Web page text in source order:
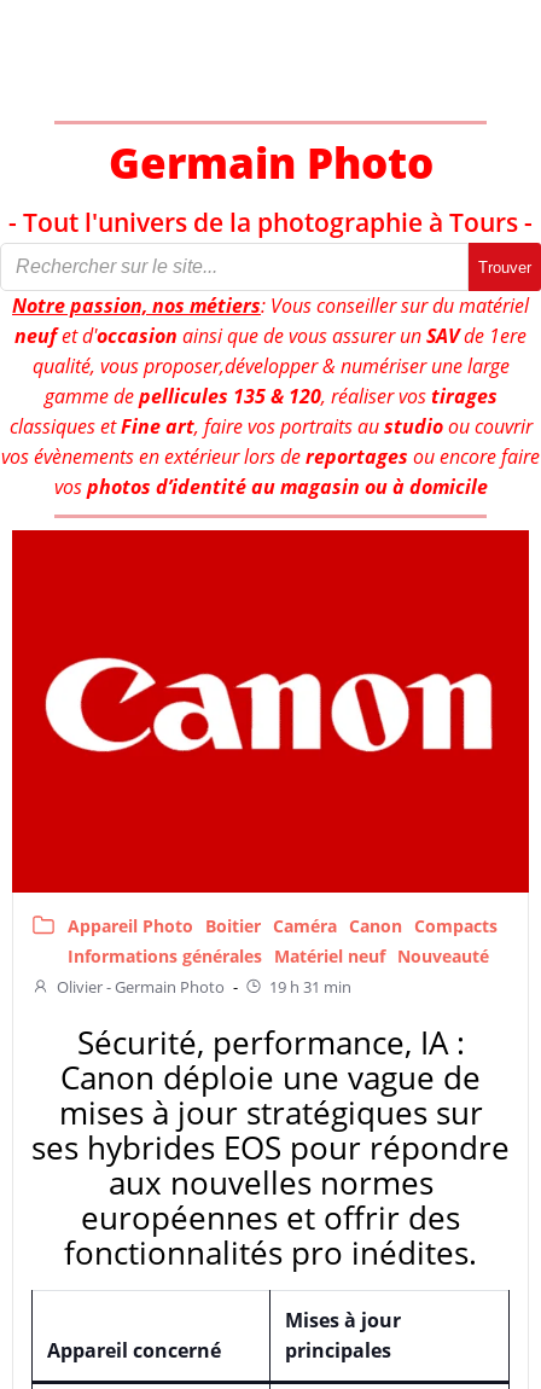
Germain Photo
- Tout l'univers de la photographie à Tours -
Trouver
Notre passion, nos métiers: Vous conseiller sur du matériel
neufet d'occasion ainsi que de vous assurer unSAVde 1ere
qualité, vous proposer,développer & numériser une large
gamme depellicules 135 & 120, réaliser vostirages
classiques etFine art, faire vos portraits austudioou couvrir
vos évènements en extérieur lors dereportages ou encore faire
vosphotos d’identité au magasin ou à domicile
Appareil Photo Boitier Caméra Canon Compacts
Informations générales Matériel neuf Nouveauté
Olivier - Germain Photo - 19 h 31 min
Sécurité, performance, IA :
Canon déploie une vague de
mises à jour stratégiques sur
ses hybrides EOS pour répondre
aux nouvelles normes
européennes et offrir des
fonctionnalités pro inédites.
Appareil concerné
Mises à jour
principales